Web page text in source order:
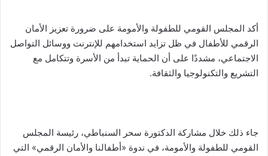
أكد المجلس القومي للطفولة والأمومة على ضرورة تعزيز الأمان
الرقمي للأطفال في ظل تزايد استخدامهم للإنترنت ووسائل التواصل
الاجتماعي، مشددًا على أن الحماية تبدأ من الأسرة وتتكامل مع
التشريع والتكنولوجيا والثقافة.
جاء ذلك خلال مشاركة الدكتورة سحر السنباطي، رئيسة المجلس
القومي للطفولة والأمومة، في ندوة «أطفالنا والأمان الرقمي» التي